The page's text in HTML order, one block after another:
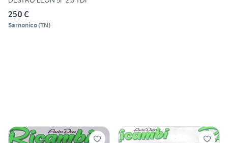
250 €
Sarnonico(TN)